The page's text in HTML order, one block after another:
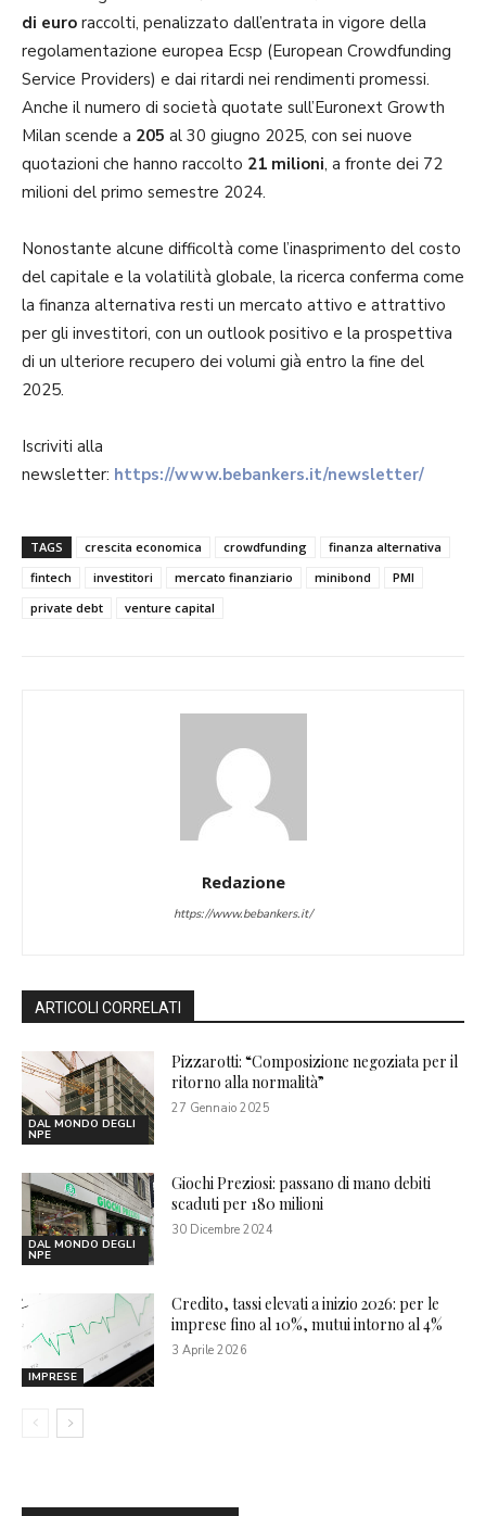
di euro raccolti, penalizzato dall’entrata in vigore della
regolamentazione europea Ecsp (European Crowdfunding
Service Providers) e dai ritardi nei rendimenti promessi.
Anche il numero di società quotate sull’Euronext Growth
Milan scende a 205 al 30 giugno 2025, con sei nuove
quotazioni che hanno raccolto 21 milioni, a fronte dei 72
milioni del primo semestre 2024.
Nonostante alcune difficoltà come l’inasprimento del costo
del capitale e la volatilità globale, la ricerca conferma come
la finanza alternativa resti un mercato attivo e attrattivo
per gli investitori, con un outlook positivo e la prospettiva
di un ulteriore recupero dei volumi già entro la fine del
2025.
Iscriviti alla
newsletter: https://www.bebankers.it/newsletter/
TAGS crescita economica crowdfunding
finanza alternativa
fintech
investitori mercato finanziario minibond
PMI
private debt
venture capital
Redazione
https://www.bebankers.it/
ARTICOLI CORRELATI
DAL MONDO DEGLI
NPE
Pizzarotti: “Composizione negoziata per il
ritorno alla normalità”
27 Gennaio 2025
DAL MONDO DEGLI
NPE
Giochi Preziosi: passano di mano debiti
scaduti per 180 milioni
30 Dicembre 2024
IMPRESE
Credito, tassi elevati a inizio 2026: per le
imprese fino al 10%, mutui intorno al 4%
3 Aprile 2026